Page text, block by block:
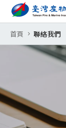
:::
臺灣產物
首頁 聯絡我們